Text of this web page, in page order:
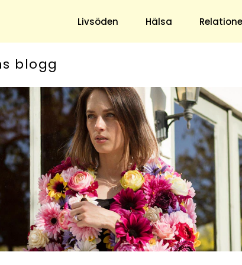
Livsöden Hälsa
& Trädgård
Hushåll
Ekonomi
Mat & Dryck
& Antikt
DIY - Gör Det Själv
Underhållning
Nöje
TV
Horoskop
Quiz
blogg